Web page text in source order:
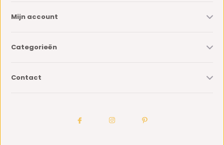
Mijn account
Categorieën
Contact